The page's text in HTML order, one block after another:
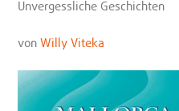
Unvergessliche Geschichten
vonWilly Viteka